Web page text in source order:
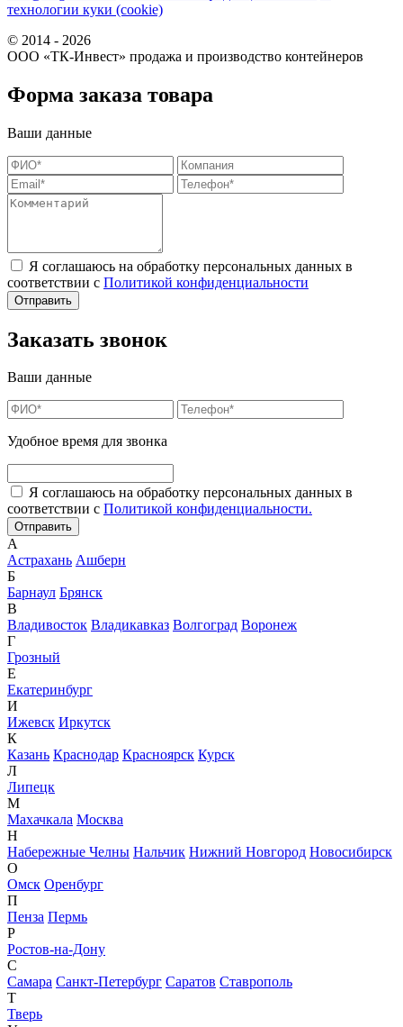
технологии куки (cookie)
© 2014 - 2026
ООО «ТК-Инвест» продажа и производство контейнеров
Форма заказа товара
Ваши данные
Я соглашаюсь на обработку персональных данных в
соответствии с Политикой конфиденциальности
Заказать звонок
Ваши данные
Удобное время для звонка
Я соглашаюсь на обработку персональных данных в
соответствии с Политикой конфиденциальности.
А
Астрахань Ашберн
Б
Барнаул Брянск
В
Владивосток Владикавказ Волгоград Воронеж
Г
Грозный
Е
Екатеринбург
И
Ижевск Иркутск
К
Казань Краснодар Красноярск Курск
Л
Липецк
М
Махачкала Москва
Н
Набережные Челны Нальчик Нижний Новгород Новосибирск
О
Омск Оренбург
П
Пенза Пермь
Р
Ростов-на-Дону
С
Самара Санкт-Петербург Саратов Ставрополь
Т
Тверь